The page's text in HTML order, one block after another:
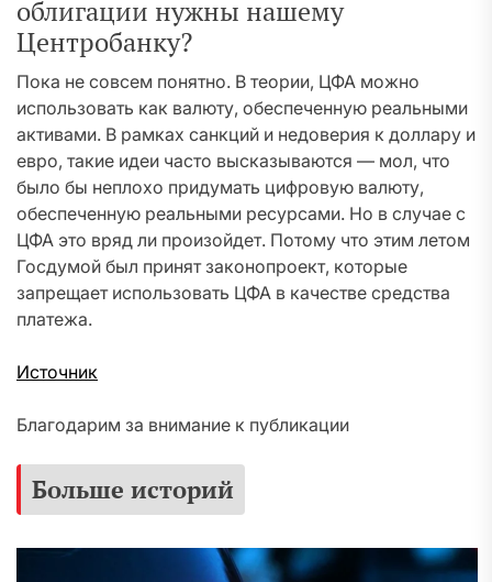
облигации нужны нашему
Центробанку?
Пока не совсем понятно. В теории, ЦФА можно
использовать как валюту, обеспеченную реальными
активами. В рамках санкций и недоверия к доллару и
евро, такие идеи часто высказываются — мол, что
было бы неплохо придумать цифровую валюту,
обеспеченную реальными ресурсами. Но в случае с
ЦФА это вряд ли произойдет. Потому что этим летом
Госдумой был принят законопроект, которые
запрещает использовать ЦФА в качестве средства
платежа.
Источник
Благодарим за внимание к публикации
Больше историй